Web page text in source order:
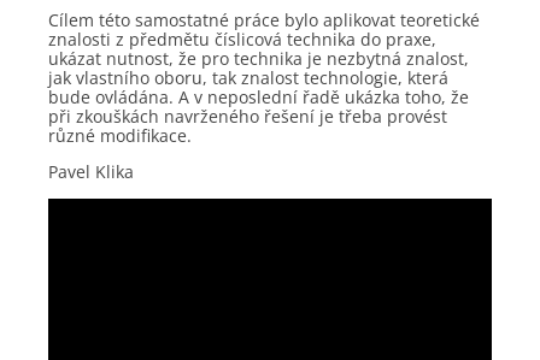
Cílem této samostatné práce bylo aplikovat teoretické
znalosti z předmětu číslicová technika do praxe,
ukázat nutnost, že pro technika je nezbytná znalost,
jak vlastního oboru, tak znalost technologie, která
bude ovládána. A v neposlední řadě ukázka toho, že
při zkouškách navrženého řešení je třeba provést
různé modifikace.
Pavel Klika